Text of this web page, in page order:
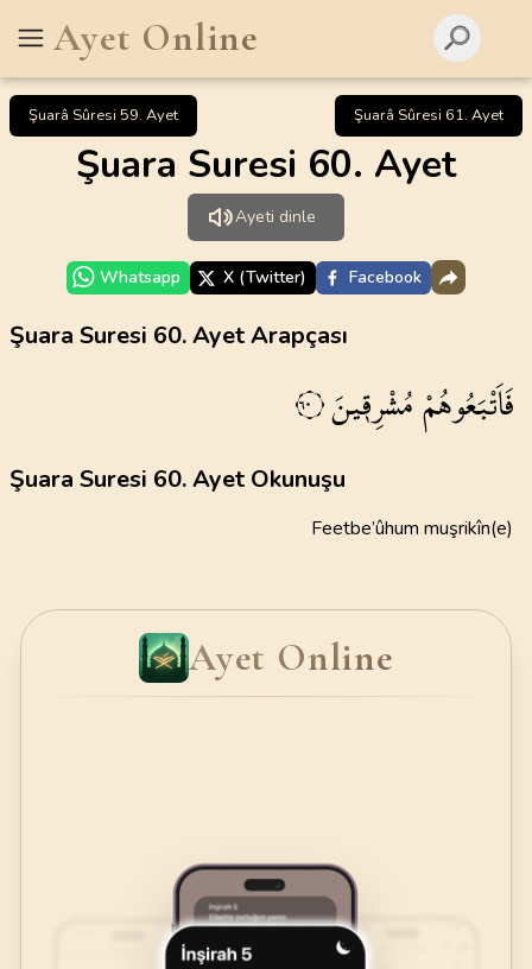
Ayet Online
Şuarâ Sûresi 59. Ayet Şuarâ Sûresi 61. Ayet
Şuara Suresi 60. Ayet
Ayeti dinle
Whatsapp X (Twitter) Facebook
Şuara Suresi 60. Ayet Arapçası
فَاَتْبَعُوهُمْمُشْرِق۪ينَ ٦٠
Şuara Suresi 60. Ayet Okunuşu
Feetbe’ûhum muşrikîn(e)
Ayet Online